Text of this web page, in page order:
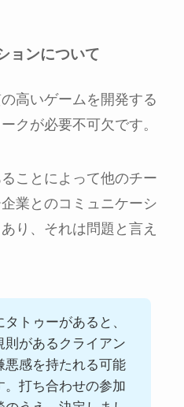
ョンについて
高いゲームを開発する
クが必要不可欠です。
ことによって他のチー
業とのコミュニケーシ
り、それは問題と言え
トゥーがあると、
則があるクライアン
悪感を持たれる可能
。打ち合わせの参加